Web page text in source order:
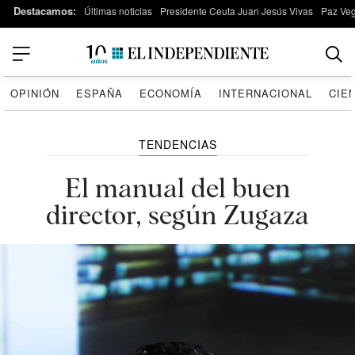
Destacamos: Últimas noticias Presidente Ceuta Juan Jesús Vivas Paz
OPINIÓN ESPAÑA ECONOMÍA INTERNACIONAL
TENDENCIAS
El manual del buen
director, según Zugaza